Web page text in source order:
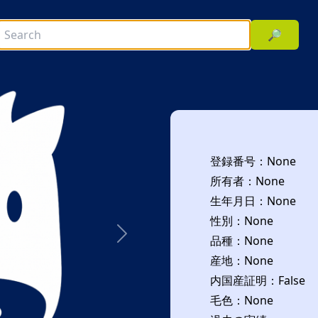
🔎
次へ
登録番号：None
所有者：None
生年月日：None
性別：None
品種：None
産地：None
内国産証明：False
毛色：None